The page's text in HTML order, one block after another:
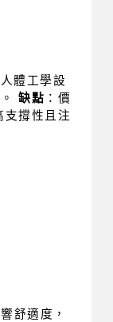
人體工學設
。 缺點 ：價
支撐性且注
舒適度，